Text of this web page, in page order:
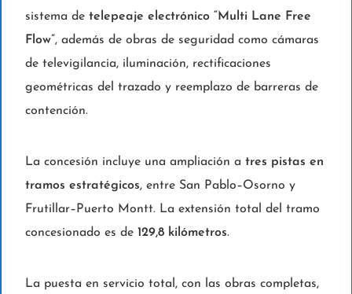
sistema de telepeaje electrónico “Multi Lane Free
Flow”, además de obras de seguridad como cámaras
de televigilancia, iluminación, rectificaciones
geométricas del trazado y reemplazo de barreras de
contención.
La concesión incluye una ampliación a tres pistas en
tramos estratégicos, entre San Pablo–Osorno y
Frutillar–Puerto Montt. La extensión total del tramo
concesionado es de 129,8 kilómetros.
La puesta en servicio total, con las obras completas,